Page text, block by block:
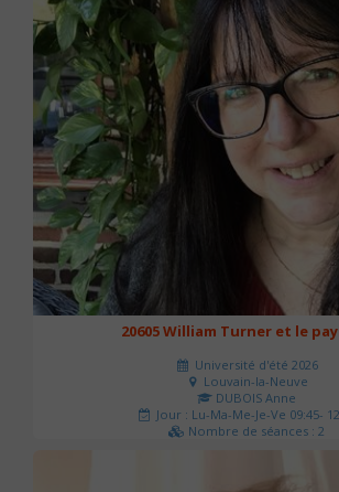
20605 William Turner et le
Université d'été 2026
Louvain-la-Neuve
DUBOIS Anne
Jour : Lu-Ma-Me-Je-Ve 09:45-
Nombre de séances : 2